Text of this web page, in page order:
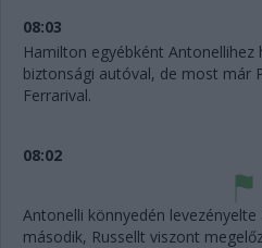
08:03
Hamilton egyébként
biztonsági autóval, de most már
Ferrarival.
08:02
Antonelli könnyedén
második, Russellt viszont